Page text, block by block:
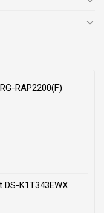
RAP2200(F)
K1T343EWX